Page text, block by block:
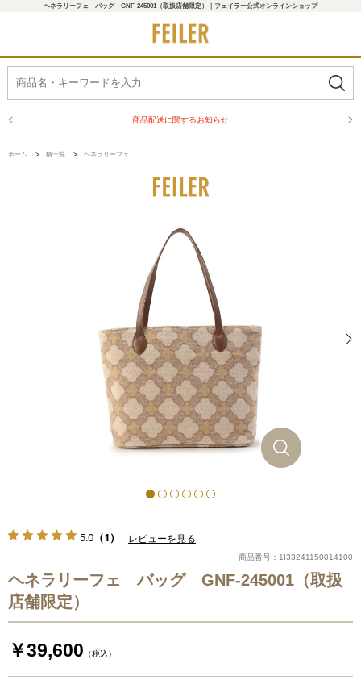
ヘネラリーフェ バッグ GNF-245001（取扱店舗限定）｜フェイラー公式オンラインショップ
商品配送に関するお知らせ
ホーム > 柄一覧 > ヘネラリーフェ
5.0 （1） レビューを見る
商品番号：1I33241150014100
ヘネラリーフェ バッグ GNF-245001（取扱
店舗限定）
￥39,600 （税込）